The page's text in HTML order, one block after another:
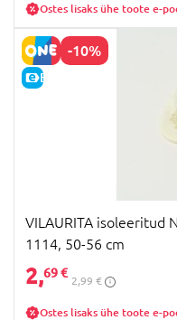
Ostes lisaks ühe toote e-
-10%
E-HIND
VILAURITA isoleeritud
1114, 50-56 cm
2,69 €
2,99 €
Ostes lisaks ühe toote e-